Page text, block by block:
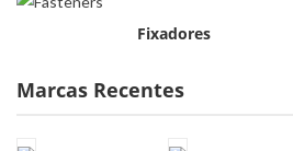
Fixadores
Marcas Recentes